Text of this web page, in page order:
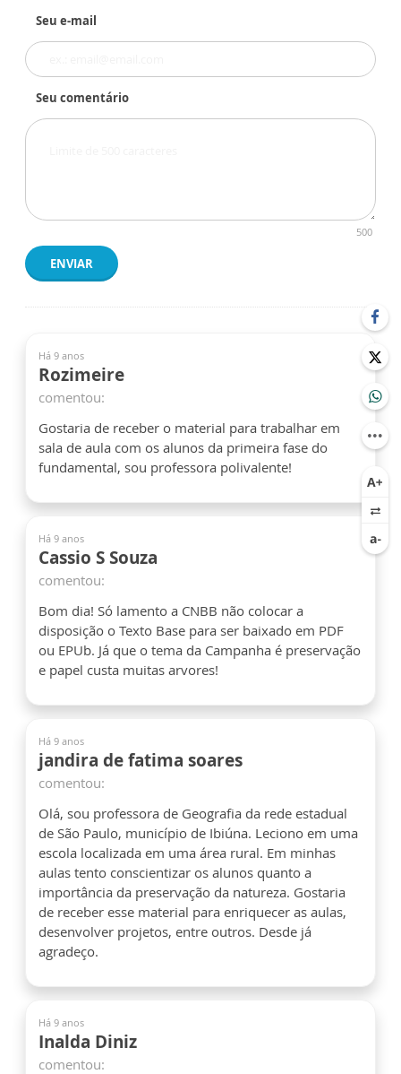
Seu e-mail
Seu comentário
500
ENVIAR
Há 9 anos
Rozimeire
comentou:
Gostaria de receber o material para trabalhar em
sala de aula com os alunos da primeira fase do
fundamental, sou professora polivalente!
Há 9 anos
Cassio S Souza
comentou:
Bom dia! Só lamento a CNBB não colocar a
disposição o Texto Base para ser baixado em PDF
ou EPUb. Já que o tema da Campanha é preservação
e papel custa muitas arvores!
Há 9 anos
jandira de fatima soares
comentou:
Olá, sou professora de Geografia da rede estadual
de São Paulo, município de Ibiúna. Leciono em uma
escola localizada em uma área rural. Em minhas
aulas tento conscientizar os alunos quanto a
importância da preservação da natureza. Gostaria
de receber esse material para enriquecer as aulas,
desenvolver projetos, entre outros. Desde já
agradeço.
Há 9 anos
Inalda Diniz
comentou: